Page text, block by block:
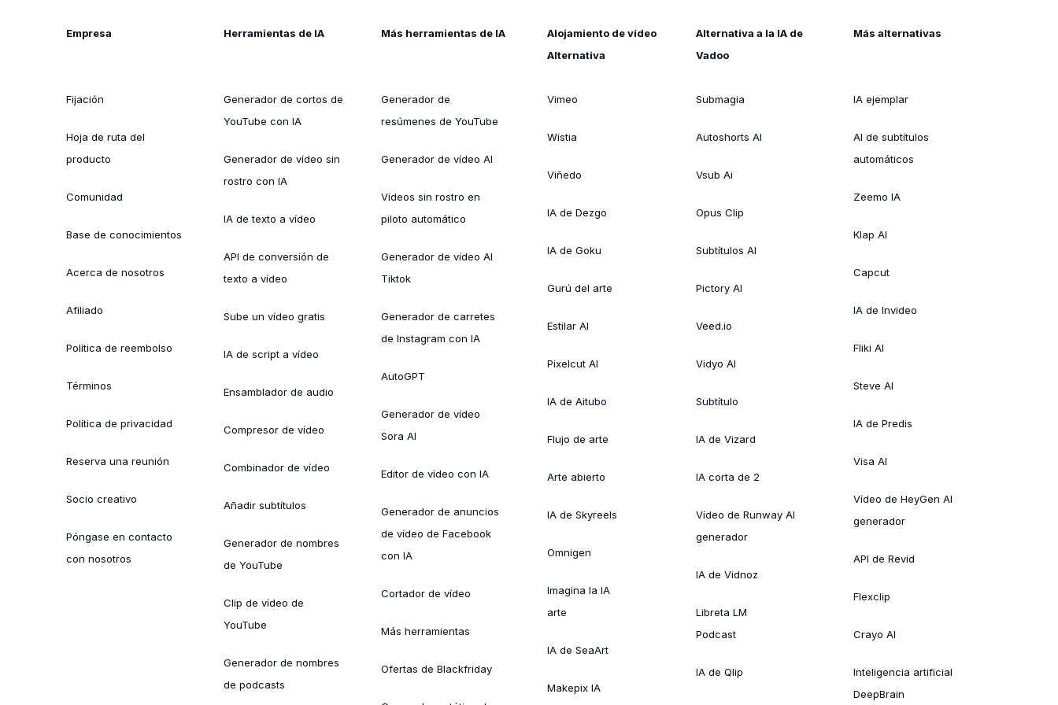
Empresa
Fijación
Hoja de ruta del
producto
Comunidad
Base de conocimientos
Acerca de nosotros
Afiliado
Política de reembolso
Términos
Política de privacidad
Reserva una reunión
Socio creativo
Póngase en contacto
con nosotros
Herramientas de IA
Generador de cortos de
YouTube con IA
Generador de vídeo sin
rostro con IA
IA de texto a vídeo
API de conversión de
texto a vídeo
Sube un vídeo gratis
IA de script a vídeo
Ensamblador de audio
Compresor de vídeo
Combinador de vídeo
Añadir subtítulos
Generador de nombres
de YouTube
Clip de vídeo de
YouTube
Generador de nombres
de podcasts
Más herramientas de IA
Generador de
resúmenes de YouTube
Generador de vídeo AI
Vídeos sin rostro en
piloto automático
Generador de vídeo AI
Tiktok
Generador de carretes
de Instagram con IA
AutoGPT
Generador de vídeo
Sora AI
Editor de vídeo con IA
Generador de anuncios
de vídeo de Facebook
con IA
Cortador de vídeo
Más herramientas
Ofertas de Blackfriday
Alojamiento de vídeo
Alternativa
Vimeo
Wistia
Viñedo
IA de Dezgo
IA de Goku
Gurú del arte
Estilar AI
Pixelcut AI
IA de Aitubo
Flujo de arte
Arte abierto
IA de Skyreels
Omnigen
Imagina la IA
arte
IA de SeaArt
Makepix IA
Alternativa a la IA de
Vadoo
Submagia
Autoshorts AI
Vsub Ai
Opus Clip
Subtítulos AI
Pictory AI
Veed.io
Vidyo AI
Subtítulo
IA de Vizard
IA corta de 2
Vídeo de Runway AI
generador
IA de Vidnoz
Libreta LM
Podcast
IA de Qlip
Más alternativas
IA ejemplar
AI de subtítulos
automáticos
Zeemo IA
Klap AI
Capcut
IA de Invideo
Fliki AI
Steve AI
IA de Predis
Visa AI
Vídeo de HeyGen AI
generador
API de Revid
Flexclip
Crayo AI
Inteligencia artificial
DeepBrain